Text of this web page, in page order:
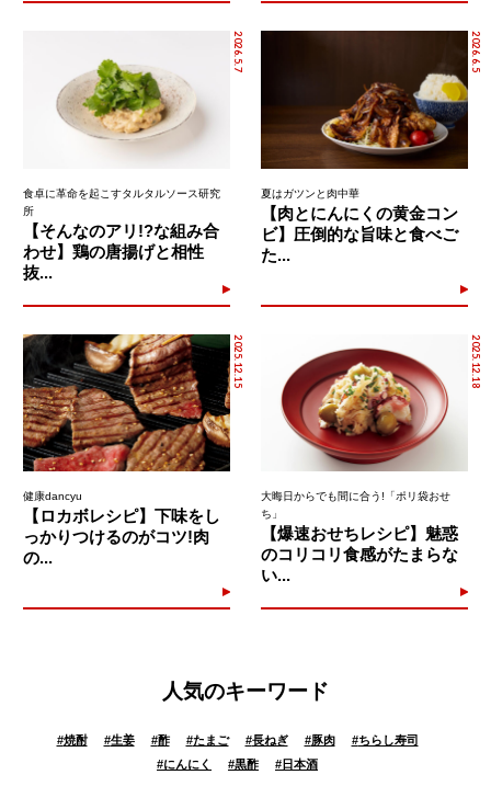
2026.5.7
食卓に革命を起こすタルタルソース研究
所
【そんなのアリ!?な組み合
わせ】鶏の唐揚げと相性
抜...
2026.6.5
夏はガツンと肉中華
【肉とにんにくの黄金コン
ビ】圧倒的な旨味と食べご
た...
2025.12.15
健康dancyu
【ロカボレシピ】下味をし
っかりつけるのがコツ!肉
の...
2025.12.18
大晦日からでも間に合う!「ポリ袋おせ
ち」
【爆速おせちレシピ】魅惑
のコリコリ食感がたまらな
い...
人気のキーワード
#焼酎 #生姜 #酢 #たまご #長ねぎ #豚肉 #ちらし寿司
#にんにく #黒酢 # 日本酒